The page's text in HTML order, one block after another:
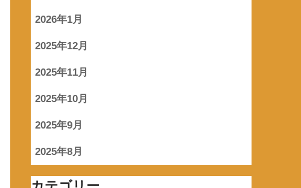
2026年1月
2025年12月
2025年11月
2025年10月
2025年9月
2025年8月